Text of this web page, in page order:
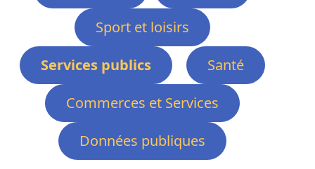
Sport et loisirs
Services publics
Santé
Commerces et Services
Données publiques